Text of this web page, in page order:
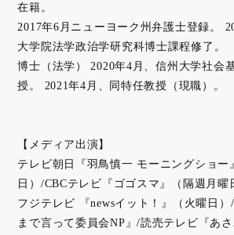
在籍。
2017年6月ニューヨーク州弁護士登録。
大学院法学政治学研究科博士課程修了。
博士（法学） 2020年4月、信州大学社会
授。 2021年4月、同特任教授（現職）。
【メディア出演】
テレビ朝日『羽鳥慎一 モーニングショー
日）/CBCテレビ『ゴゴスマ』（隔週月曜
フジテレビ 『newsイット！』（火曜日）
まで言って委員会NP』/読売テレビ『あさ